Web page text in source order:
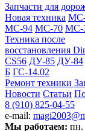
Запчасти для
Новая техника
МС-94 МС-70 МС-
Техника после
восстановления
CS56 ДУ-85 ДУ-84
Б ГС-14.02
Ремонт техники
Новости Статьи
8 (910) 825-04-55
e-mail:
Мы работаем: пн.